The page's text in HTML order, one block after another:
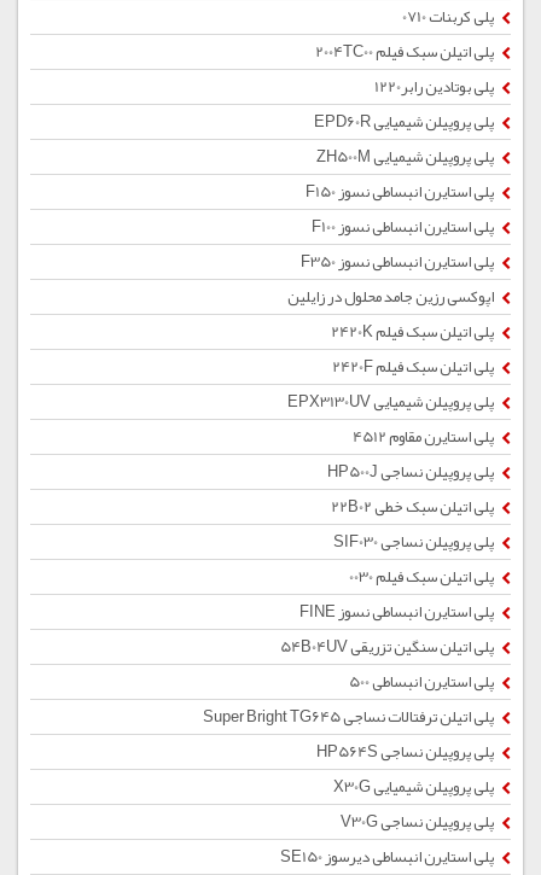
پلی کربنات 0710
پلی اتیلن سبک فیلم 2004TC00
پلی بوتادین رابر1220
پلی پروپیلن شیمیایی EPD60R
پلی پروپیلن شیمیایی ZH500M
پلی استایرن انبساطی نسوز F150
پلی استایرن انبساطی نسوز F100
پلی استایرن انبساطی نسوز F350
اپوکسی رزین جامد محلول در زایلین
پلی اتیلن سبک فیلم 2420K
پلی اتیلن سبک فیلم 2420F
پلی پروپیلن شیمیایی EPX3130UV
پلی استایرن مقاوم 4512
پلی پروپیلن نساجی HP500J
پلی اتیلن سبک خطی 22B02
پلی پروپیلن نساجی SIF030
پلی اتیلن سبک فیلم 0030
پلی استایرن انبساطی نسوز FINE
پلی اتیلن سنگین تزریقی 54B04UV
پلی استایرن انبساطی 500
پلی اتیلن ترفتالات نساجی Super Bright TG645
پلی پروپیلن نساجی HP564S
پلی پروپیلن شیمیایی X30G
پلی پروپیلن نساجی V30G
پلی استایرن انبساطی دیرسوز SE150